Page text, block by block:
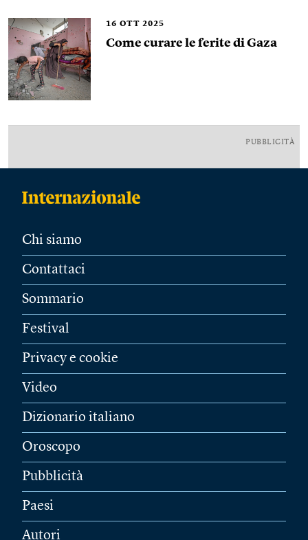
16 OTT 2025
Come curare le ferite di Gaza
PUBBLICITÀ
Chi siamo
Contattaci
Sommario
Festival
Privacy e cookie
Video
Dizionario italiano
Oroscopo
Pubblicità
Paesi
Autori